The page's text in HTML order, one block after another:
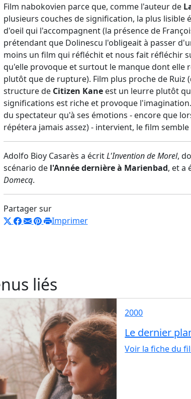
Film nabokovien parce que, comme l'auteur de
plusieurs couches de signification, la plus
d'oeil qui l'accompagnent (la présence de
prétendant que Dolinescu l'obligeait à passer
moins un film qui réfléchit et nous fait réfléchir
qu'elle provoque et surtout le manque dont elle
plutôt que de rupture). Film plus proche de
structure de Citizen Kaneest un leurre plutôt
significations est riche et provoque
du spectateur qu'à ses émotions - encore que
répétera jamais assez) - intervient, le film semble
Adolfo Bioy Casarès a écritL'Invention de Morel,
scénario de l'Année dernière à Marienbad, et a
Domecq.
Partager sur
Imprimer
liés
2000
Le dernier
Voir la fiche du